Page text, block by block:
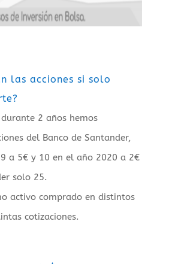
las acciones si solo
2 años hemos
del Banco de Santander,
a 5€ y 10 en el año 2020 a 2€
solo 25.
activo comprado en distintos
cotizaciones.